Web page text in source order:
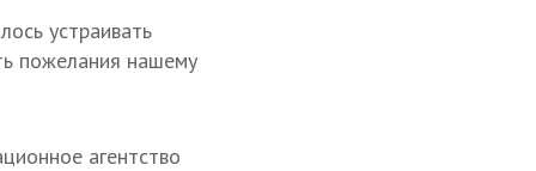
устраивать
пожелания нашему
агентство